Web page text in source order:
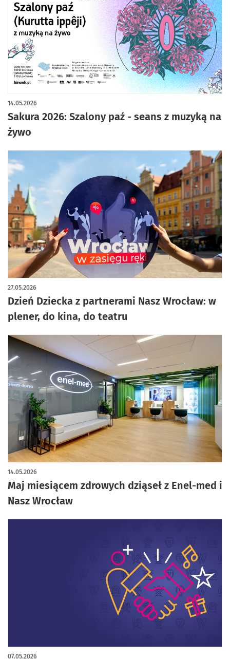
Sakura 2026: Szalony paź - seans z muzyką na
żywo
14.05.2026
Dzień Dziecka z partnerami Nasz Wrocław: w
plener, do kina, do teatru
27.05.2026
Maj miesiącem zdrowych dziąseł z Enel-med i
Nasz Wrocław
14.05.2026
07.05.2026